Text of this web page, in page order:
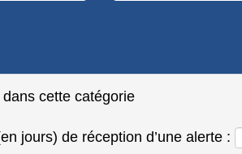
cette catégorie
jours) de réception d’une alerte :